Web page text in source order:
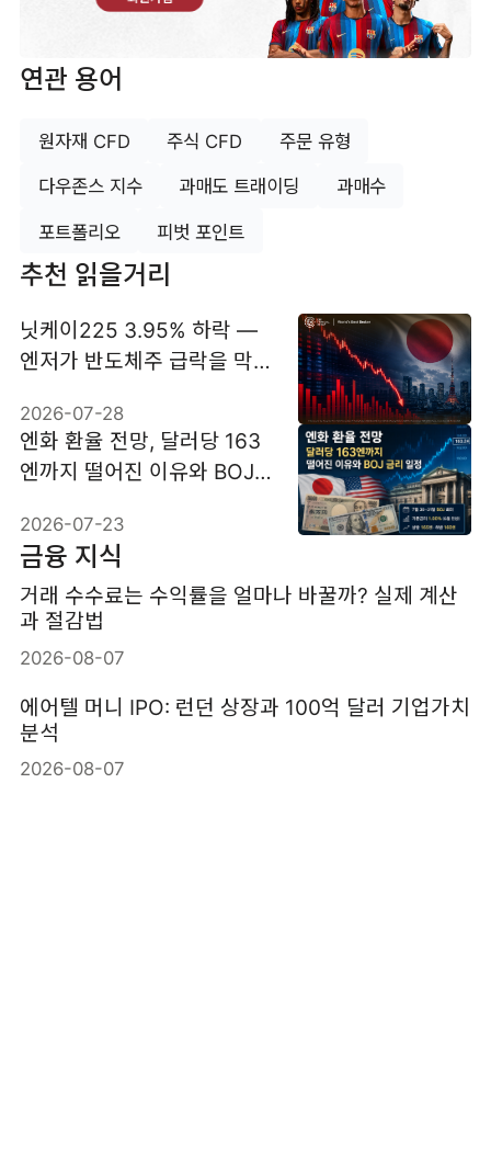
연관 용어
원자재 CFD 주식 CFD 주문 유형
다우존스 지수 과매도 트래이딩 과매수
포트폴리오 피벗 포인트
추천 읽을거리
닛케이225 3.95% 하락 —
엔저가 반도체주 급락을 막
2026-07-28
엔화 환율 전망, 달러당 163
엔까지 떨어진 이유와 BOJ
2026-07-23
금융 지식
거래 수수료는 수익률을 얼마나 바꿀까? 실제 계산
과 절감법
2026-08-07
에어텔 머니 IPO: 런던 상장과 100억 달러 기업가치
분석
2026-08-07